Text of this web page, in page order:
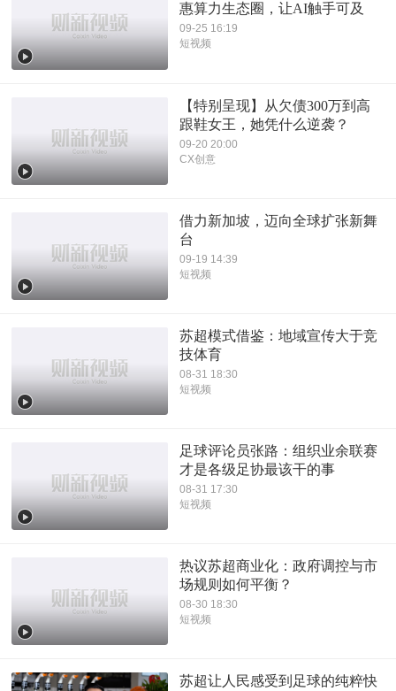
惠算力生态圈，让AI触手可及
09-25 16:19
短视频
【特别呈现】从欠债300万到高
跟鞋女王，她凭什么逆袭？
09-20 20:00
CX创意
借力新加坡，迈向全球扩张新舞
台
09-19 14:39
短视频
苏超模式借鉴：地域宣传大于竞
技体育
08-31 18:30
短视频
足球评论员张路：组织业余联赛
才是各级足协最该干的事
08-31 17:30
短视频
热议苏超商业化：政府调控与市
场规则如何平衡？
08-30 18:30
短视频
苏超让人民感受到足球的纯粹快